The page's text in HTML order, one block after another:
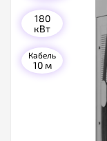
180
кВт
Кабель
10 м